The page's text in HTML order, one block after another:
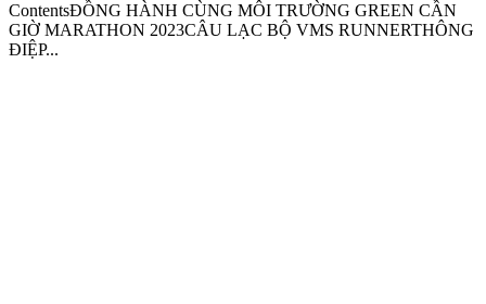
ContentsĐỒNG HÀNH CÙNG MÔI TRƯỜNG GREEN CẦN
GIỜ MARATHON 2023CÂU LẠC BỘ VMS RUNNERTHÔNG
ĐIỆP...